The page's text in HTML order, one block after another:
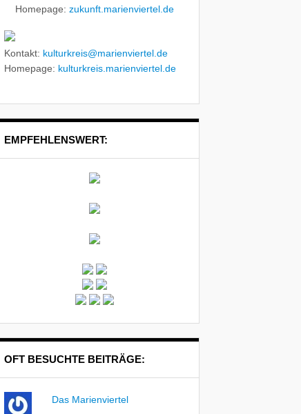
Homepage: zukunft.marienviertel.de
Kontakt: kulturkreis@marienviertel.de
Homepage: kulturkreis.marienviertel.de
EMPFEHLENSWERT:
OFT BESUCHTE BEITRÄGE:
Das Marienviertel